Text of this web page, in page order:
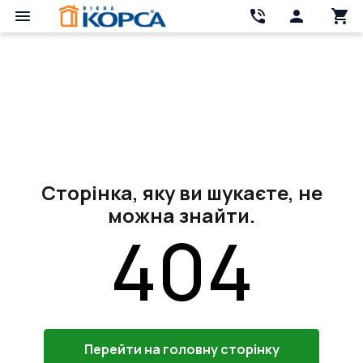
Сторінка, яку ви шукаєте, не
можна знайти.
404
Перейти на головну сторінку